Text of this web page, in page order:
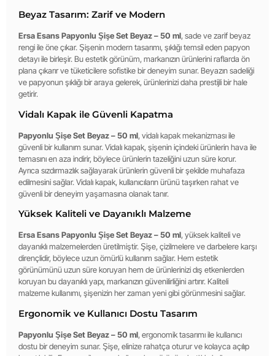
Beyaz Tasarım: Zarif ve Modern
Ersa Esans Papyonlu Şişe Set Beyaz – 50 ml, sade ve zarif beyaz
rengi ile öne çıkar. Şişenin modern tasarımı, şıklığı temsil eden papyon
detayı ile birleşir. Bu estetik görünüm, markanızın ürünlerini raflarda ön
plana çıkarır ve tüketicilere sofistike bir deneyim sunar. Beyazın sadeliği
ve papyonun şıklığı bir araya gelerek, ürünlerinizi daha prestijli bir hale
getirir.
Vidalı Kapak ile Güvenli Kapatma
Papyonlu Şişe Set Beyaz – 50 ml, vidalı kapak mekanizması ile
güvenli bir kullanım sunar. Vidalı kapak, şişenin içindeki ürünlerin hava ile
temasını en aza indirir, böylece ürünlerin tazeliğini uzun süre korur.
Ayrıca sızdırmazlık sağlayarak ürünlerin güvenli bir şekilde muhafaza
edilmesini sağlar. Vidalı kapak, kullanıcıların ürünü taşırken rahat ve
güvenli bir deneyim yaşamasına olanak tanır.
Yüksek Kaliteli ve Dayanıklı Malzeme
Ersa Esans Papyonlu Şişe Set Beyaz – 50 ml, yüksek kaliteli ve
dayanıklı malzemelerden üretilmiştir. Şişe, çizilmelere ve darbelere karşı
dirençlidir, böylece uzun ömürlü kullanım sağlar. Hem estetik
görünümünü uzun süre koruyan hem de ürünlerinizi dış etkenlerden
koruyan bu dayanıklı yapı, markanızın güvenilirliğini artırır. Kaliteli
malzeme kullanımı, şişenizin her zaman yeni gibi görünmesini sağlar.
Ergonomik ve Kullanıcı Dostu Tasarım
Papyonlu Şişe Set Beyaz – 50 ml, ergonomik tasarımı ile kullanıcı
dostu bir deneyim sunar. Şişe, elinize rahatça oturur ve kolayca açılıp